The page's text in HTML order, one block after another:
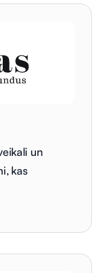
un
kas